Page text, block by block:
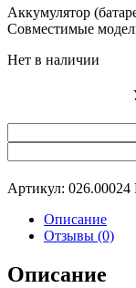
составляла
3,348.00₽.
Аккумулятор
Совместимые
Нет в наличии
Артикул: 026.00024
Описание
Отзывы (0)
Описание